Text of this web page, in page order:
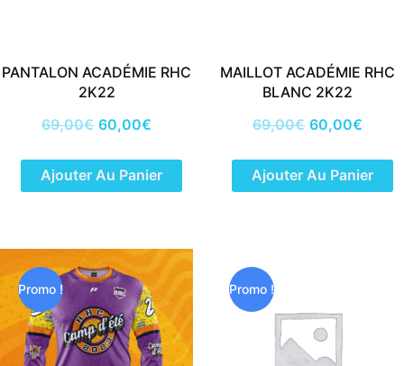
PANTALON ACADÉMIE RHC
2K22
69,00€ 60,00€
Ajouter Au Panier
MAILLOT ACADÉMIE RHC
BLANC 2K22
69,00€ 60,00€
Ajouter Au Panier
Promo !
prix
initial
était :
69,00€.
prix
actuel
est :
60,00€.
Promo !
69,00€.
60,00€.